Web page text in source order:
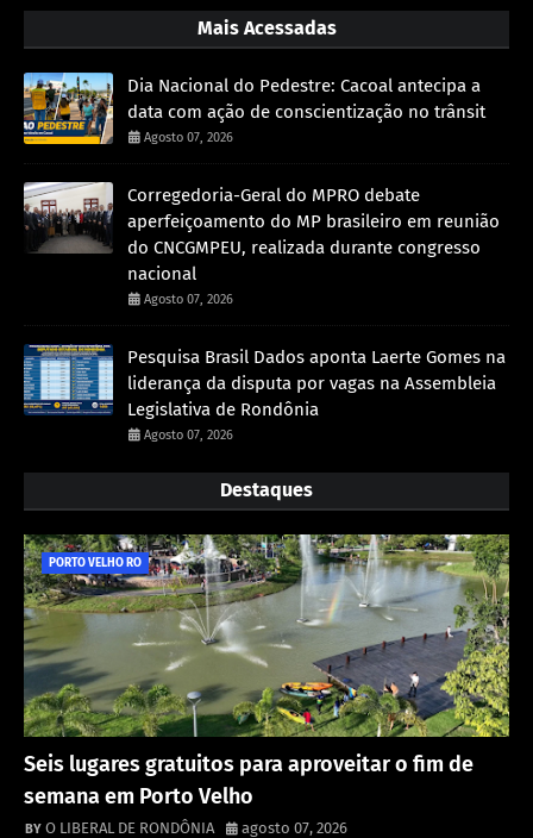
Mais Acessadas
Dia Nacional do Pedestre: Cacoal antecipa a
data com ação de conscientização no trânsit
Agosto 07, 2026
Corregedoria-Geral do MPRO debate
aperfeiçoamento do MP brasileiro em reunião
do CNCGMPEU, realizada durante congresso
nacional
Agosto 07, 2026
Pesquisa Brasil Dados aponta Laerte Gomes na
liderança da disputa por vagas na Assembleia
Legislativa de Rondônia
Agosto 07, 2026
Destaques
PORTO VELHO RO
Seis lugares gratuitos para aproveitar o fim de
semana em Porto Velho
O LIBERAL DE RONDÔNIA agosto 07, 2026